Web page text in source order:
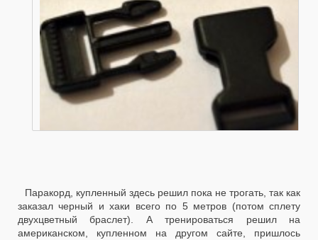
Паракорд, купленный здесь решил пока не трогать, так как
заказал черный и хаки всего по 5 метров (потом сплету
двухцветный браслет). А тренироваться решил на
американском, купленном на другом сайте, пришлось